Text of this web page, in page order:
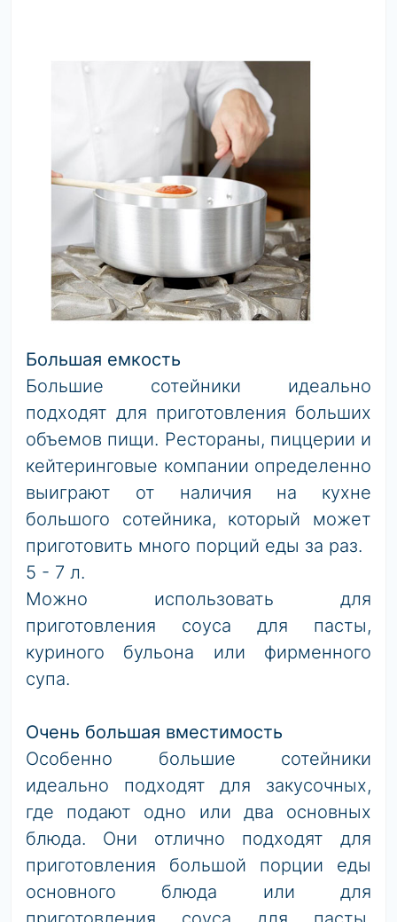
Большая емкость
Большие сотейники идеально
подходят для приготовления больших
объемов пищи. Рестораны, пиццерии и
кейтеринговые компании определенно
выиграют от наличия на кухне
большого сотейника, который может
приготовить много порций еды за раз.
5 - 7 л.
Можно использовать для
приготовления соуса для пасты,
куриного бульона или фирменного
супа.
Очень большая вместимость
Особенно большие сотейники
идеально подходят для закусочных,
где подают одно или два основных
блюда. Они отлично подходят для
приготовления большой порции еды
основного блюда или для